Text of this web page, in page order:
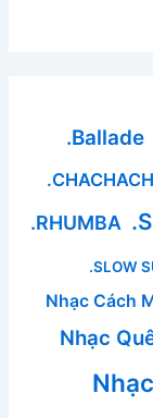
.Ballade
.RHUMBA
.SLOW
Nhạc Cách
Nhạc